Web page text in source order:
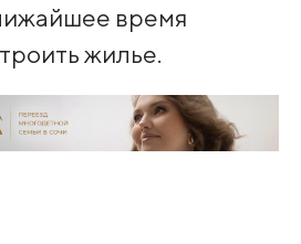
время
жилье.